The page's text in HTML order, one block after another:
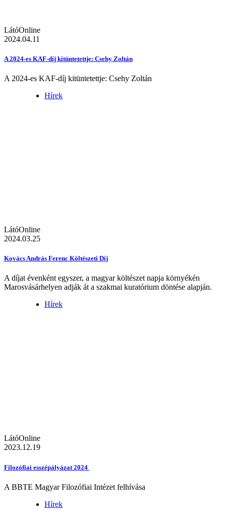
LátóOnline
2024.04.11
A 2024-es KAF-díj kitüntetettje: Csehy Zoltán
A 2024-es KAF-díj kitüntetettje: Csehy Zoltán
Hírek
LátóOnline
2024.03.25
Kovács András Ferenc Költészeti Díj
A díjat évenként egyszer, a magyar költészet napja környékén
Marosvásárhelyen adják át a szakmai kuratórium döntése alapján.
Hírek
LátóOnline
2023.12.19
Filozófiai esszépályázat 2024
A BBTE Magyar Filozófiai Intézet felhívása
Hírek